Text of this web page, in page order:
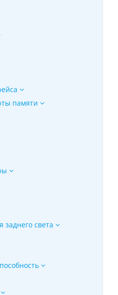
памяти
света